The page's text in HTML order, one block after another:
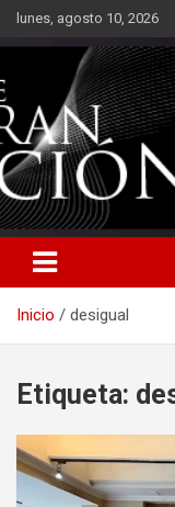
Saltarlunes, agosto 10, 2026
Inicio desigual
Etiqueta: